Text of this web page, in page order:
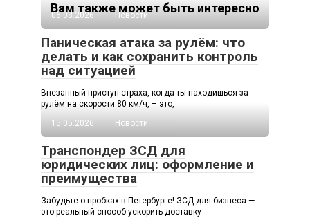
Вам также может быть интересно
06.08.2026 Новости
Паническая атака за рулём: что
делать и как сохранить контроль
над ситуацией
Внезапный приступ страха, когда ты находишься за
рулём на скорости 80 км/ч, – это,
15.05.2026
Новости
Транспондер ЗСД для
юридических лиц: оформление и
преимущества
Забудьте о пробках в Петербурге! ЗСД для бизнеса —
это реальный способ ускорить доставку